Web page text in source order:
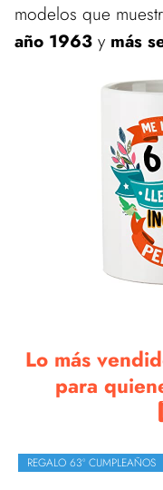
modelos que
año 1963 y más
Lo más
para
REGALO 63º CUMPLEAÑOS